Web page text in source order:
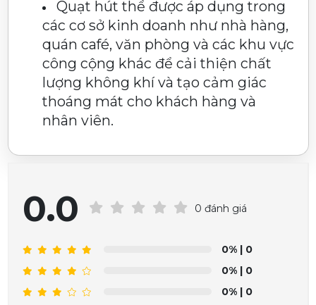
Quạt hút thể được áp dụng trong
các cơ sở kinh doanh như nhà hàng,
quán café, văn phòng và các khu vực
công cộng khác để cải thiện chất
lượng không khí và tạo cảm giác
thoáng mát cho khách hàng và
nhân viên.
0.0 0 đánh giá
0% | 0
0% | 0
0% | 0